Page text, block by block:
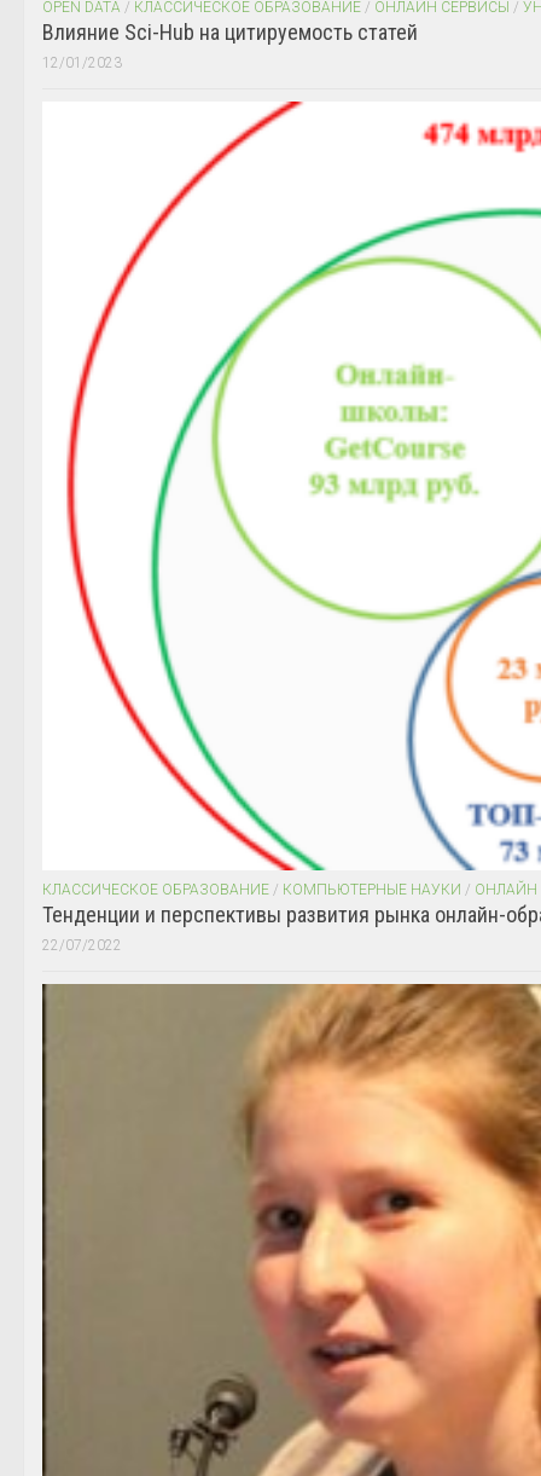
OPEN DATA / КЛАССИЧЕСКОЕ ОБРАЗОВАНИЕ / ОНЛАЙН СЕРВИСЫ /
Влияние Sci-Hub на цитируемость статей
12/01/2023
КЛАССИЧЕСКОЕ ОБРАЗОВАНИЕ / КОМПЬЮТЕРНЫЕ НАУКИ / ОНЛАЙН
Тенденции и перспективы развития рынка онлайн-
22/07/2022